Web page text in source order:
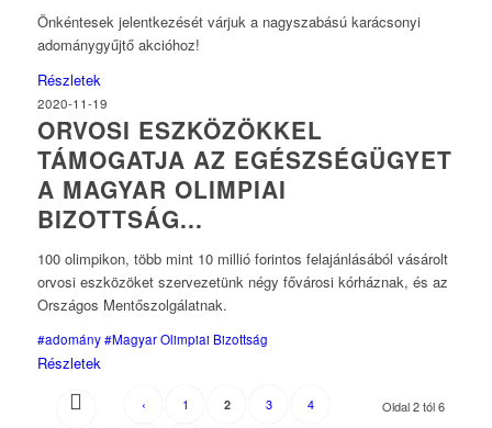
Önkéntesek jelentkezését várjuk a nagyszabású karácsonyi
adománygyűjtő akcióhoz!
Részletek
2020-11-19
ORVOSI ESZKÖZÖKKEL
TÁMOGATJA AZ EGÉSZSÉGÜGYET
A MAGYAR OLIMPIAI
BIZOTTSÁG...
100 olimpikon, több mint 10 millió forintos felajánlásából vásárolt
orvosi eszközöket szervezetünk négy fővárosi kórháznak, és az
Országos Mentőszolgálatnak.
#adomány #Magyar Olimpiai Bizottság
Részletek
Oldal 2 tól 6
‹ 1 2 3 4